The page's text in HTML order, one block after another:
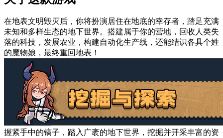
在地表文明毁灭后，你将扮演居住在地底的幸存者，踏足充满
未知和多样生态的地下世界。搭建属于你的营地，回收人类失
落的科技，发展农业，构建自动化生产线，还能结识各具个姓
的魔物娘，最终重回地表！
握紧手中的镐子，踏入广袤的地下世界，挖掘并开采丰富的资